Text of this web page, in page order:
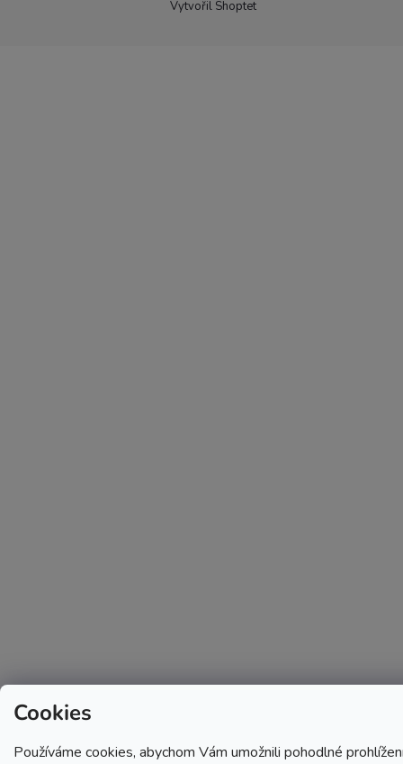
Cookies
Používáme cookies, abychom Vám umožnili pohodlné
Vytvořil Shoptet